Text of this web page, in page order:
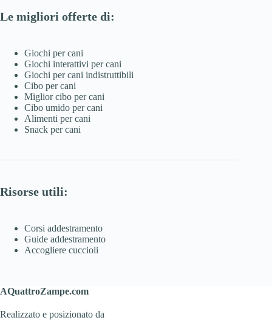
Le migliori offerte di:
Giochi per cani
Giochi interattivi per cani
Giochi per cani indistruttibili
Cibo per cani
Miglior cibo per cani
Cibo umido per cani
Alimenti per cani
Snack per cani
Risorse utili:
Corsi addestramento
Guide addestramento
Accogliere cuccioli
AQuattroZampe.com
Realizzato e posizionato da